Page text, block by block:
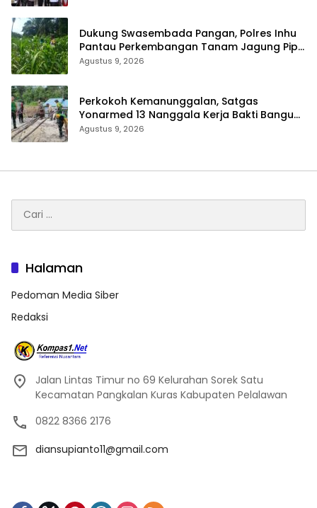
Dukung Swasembada Pangan, Polres Inhu
Pantau Perkembangan Tanam Jagung Pipil
Agustus 9, 2026
Perkokoh Kemanunggalan, Satgas
Yonarmed 13 Nanggala Kerja Bakti Bangun
Masjid Al-Hikmah di Kapuas Hulu
Agustus 9, 2026
untuk:
Halaman
Pedoman Media Siber
Redaksi
Jalan Lintas Timur no 69 Kelurahan Sorek Satu
Kecamatan Pangkalan Kuras Kabupaten Pelalawan
0822 8366 2176
diansupianto11@gmail.com